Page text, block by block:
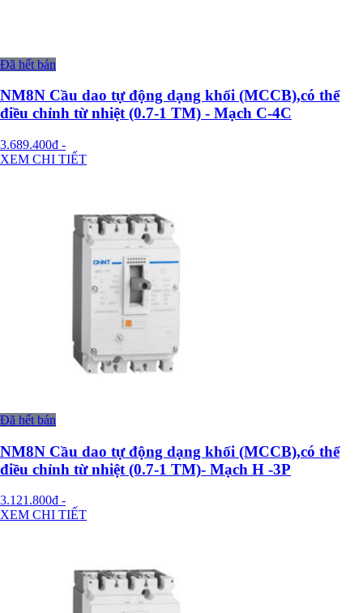
Đã hết bán
NM8N Cầu dao tự động dạng khối (MCCB),có thể
điều chỉnh từ nhiệt (0.7-1 TM) - Mạch C-4C
3.689.400đ -
XEM CHI TIẾT
Đã hết bán
NM8N Cầu dao tự động dạng khối (MCCB),có thể
điều chỉnh từ nhiệt (0.7-1 TM)- Mạch H -3P
3.121.800đ -
XEM CHI TIẾT